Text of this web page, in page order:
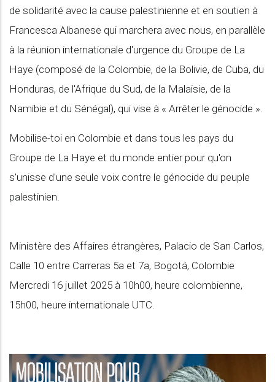
de solidarité avec la cause palestinienne et en soutien à
Francesca Albanese qui marchera avec nous, en parallèle
à la réunion internationale d'urgence du Groupe de La
Haye (composé de la Colombie, de la Bolivie, de Cuba, du
Honduras, de l'Afrique du Sud, de la Malaisie, de la
Namibie et du Sénégal), qui vise à « Arrêter le génocide ».
Mobilise-toi en Colombie et dans tous les pays du
Groupe de La Haye et du monde entier pour qu'on
s'unisse d'une seule voix contre le génocide du peuple
palestinien.
Ministère des Affaires étrangères, Palacio de San Carlos,
Calle 10 entre Carreras 5a et 7a, Bogotá, Colombie
Mercredi 16 juillet 2025 à 10h00, heure colombienne,
15h00, heure internationale UTC.